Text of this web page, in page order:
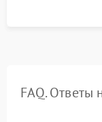
FAQ. Ответы